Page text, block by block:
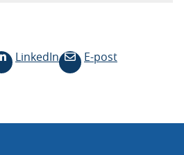
LinkedIn E-post